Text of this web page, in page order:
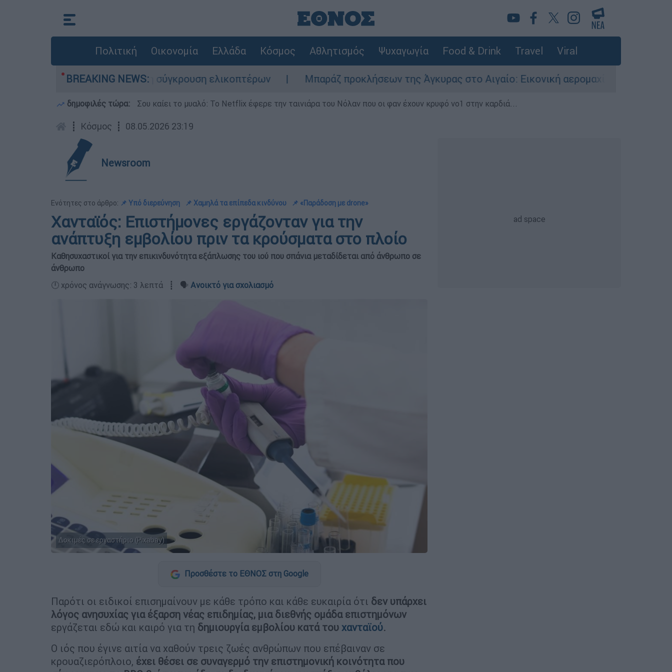
Πολιτική Οικονομία Ελλάδα Κόσμος Αθλητισμός Ψυχαγωγία Food & Drink Travel Viral
BREAKING NEWS:
έχασε τη ζωή του στη σύγκρουση ελικοπτέρων Μπαράζ προκλήσεων της Άγκυρας στο Αιγαίο: Εικονική αερομαχία ανάμεσα σε ελληνικά
δημοφιλές τώρα: Σου καίει το μυαλό: Το Netflix έφερε την ταινιάρα του Νόλαν που οι φαν έχουν κρυφό νο1 στην καρδιά...
┋ Κόσμος ┋ 08.05.2026 23:19
Newsroom
Ενότητες στο άρθρο: 📌 Υπό διερεύνηση 📌 Χαμηλά τα επίπεδα κινδύνου 📌 «Παράδοση με drone»
Χανταϊός: Επιστήμονες εργάζονταν για την
ανάπτυξη εμβολίου πριν τα κρούσματα στο πλοίο
Καθησυχαστικοί για την επικινδυνότητα εξάπλωσης του ιού που σπάνια μεταδίδεται από άνθρωπο σε
άνθρωπο
🕛 χρόνος ανάγνωσης: 3 λεπτά ┋ 🗣️ Ανοικτό για σχολιασμό
Δοκιμές σε εργαστήριο (Pixabay)
Προσθέστε το ΕΘΝΟΣ στη Google
Παρότι οι ειδικοί επισημαίνουν με κάθε τρόπο και κάθε ευκαιρία ότι δεν υπάρχει
λόγος ανησυχίας για έξαρση νέας επιδημίας, μια διεθνής ομάδα επιστημόνων
εργάζεται εδώ και καιρό για τη δημιουργία εμβολίου κατά του χανταϊού.
Ο ιός που έγινε αιτία να χαθούν τρεις ζωές ανθρώπων που επέβαιναν σε
κρουαζιερόπλοιο, έχει θέσει σε συναγερμό την επιστημονική κοινότητα που